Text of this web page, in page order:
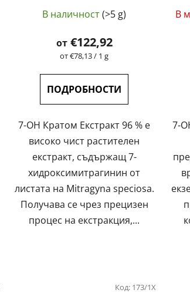
оценка
на
продукта
4,5
звезди.
В наличност(>5 g)
от€122,92
Измерване
цената:
от €78,13 / 1 g
ПОДРОБНОСТИ
7-OH Кратом Екстракт 96 % е
високо чист растителен
екстракт, съдържащ 7-
хидроксимитрагинин от
листата на Mitragyna speciosa.
Получава се чрез прецизен
процес на екстракция,...
В
7-
Код: 173/1X